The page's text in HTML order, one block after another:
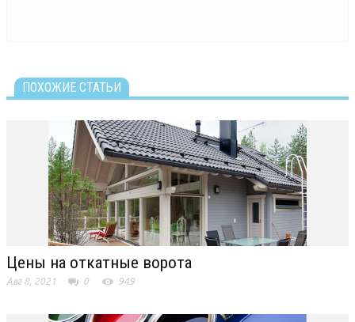
ПОХОЖИЕ СТАТЬИ
Цены на откатные ворота
Авг 8, 2021 0 949